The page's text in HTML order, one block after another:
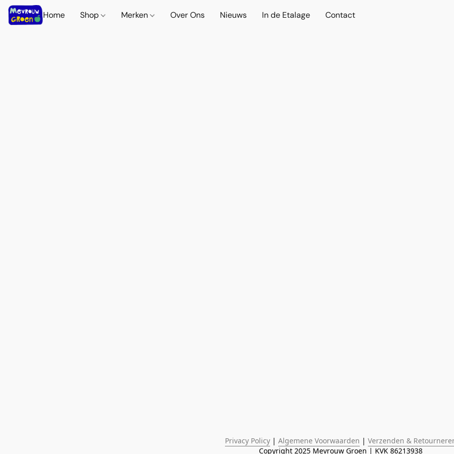
Home Shop Merken Over Ons Nieuws In de Etalage Contact
Privacy Policy | Algemene Voorwaarden | Verzenden &
Copyright 2025 Mevrouw Groen | KVK 86213938